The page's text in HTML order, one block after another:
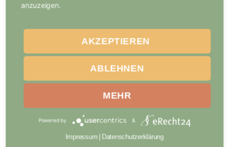
Bootsbauer:in
Bootsbauer:in
Blockplan 2026/2027
Logistikfachklassen
Blockplan 2025/2026
Logistikfachklassen
anzuzeigen.
AKZEPTIEREN
ABLEHNEN
MEHR
Powered by &
Impressum | Datenschutzerklärung